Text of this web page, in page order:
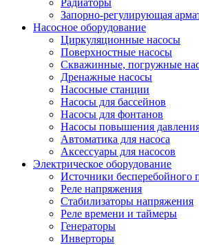
Радиаторы
Запорно-регулирующая
Насосное оборудование
Циркуляционные насосы
Поверхностные насосы
Скважинные, погружные
Дренажные насосы
Насосные станции
Насосы для бассейнов
Насосы для фонтанов
Насосы повышения
Автоматика для насоса
Аксессуары для насосов
Электрическое оборудование
Источники бесперебойного
Реле напряжения
Стабилизаторы напряжения
Реле времени и таймеры
Генераторы
Инверторы